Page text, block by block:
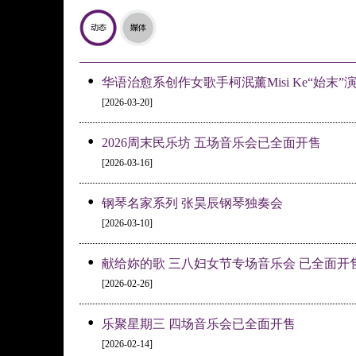
• 华语治愈系创作女歌手柯泯薰Misi Ke“始末”
[2026-03-20]
• 2026周末民乐坊 五场音乐会已全面开售
[2026-03-16]
• 钢琴名家系列 张昊辰钢琴独奏会
[2026-03-10]
• 献给妳的歌 三八妇女节专场音乐会 已全面开
[2026-02-26]
• 乐聚星期三 四场音乐会已全面开售
[2026-02-14]